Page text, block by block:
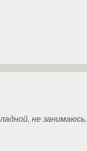
не занимаюсь.